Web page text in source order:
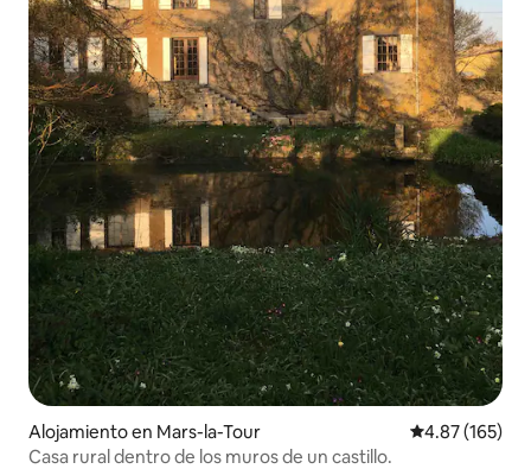
Alojamiento en Mars-la-Tour Calificación
4.87 (165)
Casa rural dentro de los muros de un castillo.